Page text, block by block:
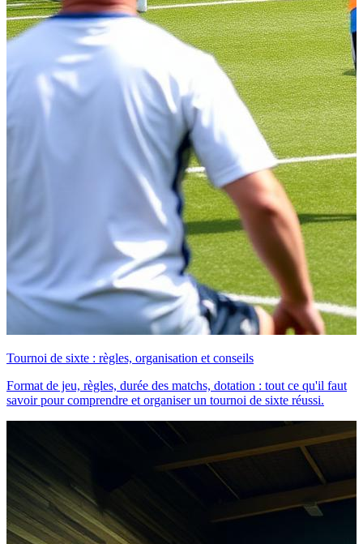
Tournoi de sixte : règles, organisation et conseils
Format de jeu, règles, durée des matchs, dotation : tout ce qu'il faut
savoir pour comprendre et organiser un tournoi de sixte réussi.